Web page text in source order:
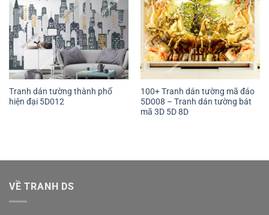
Tranh dán tường thành phố
hiện đại 5D012
100+ Tranh dán tường mã đáo
5D008 – Tranh dán tường bát
mã 3D 5D 8D
VỀ TRANH DS